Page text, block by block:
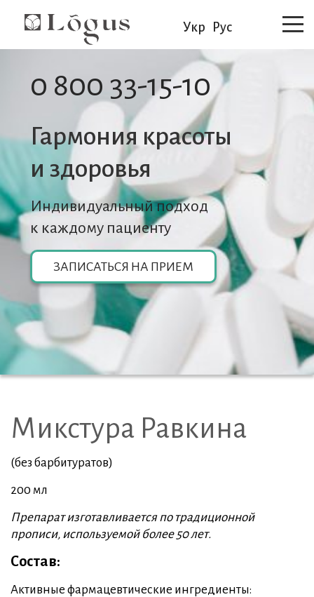
Укр Рус
0 800 33-15-10
Гармония красоты
и здоровья
Индивидуальный подход
к каждому пациенту
ЗАПИСАТЬСЯ НА ПРИЕМ
Микстура Равкина
(без барбитуратов)
200 мл
Препарат изготавливается по традиционной
прописи, используемой более 50 лет.
Состав:
Активные фармацевтические ингредиенты: